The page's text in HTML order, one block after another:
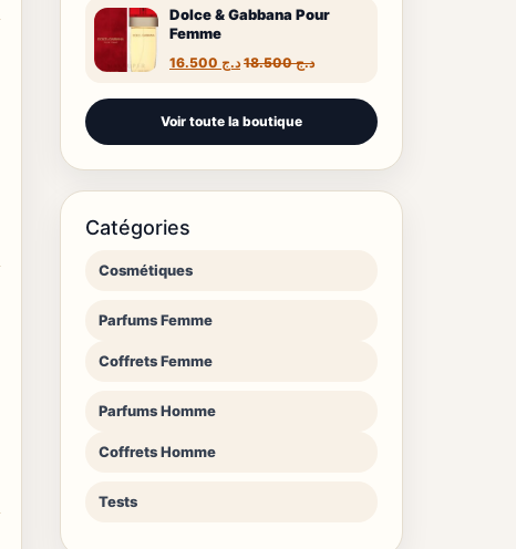
Dolce & Gabbana Pour
Femme
د.ج18.500
Le
initial
était :
د.ج
actuel
Voir toute la boutique
Catégories
Cosmétiques
Parfums Femme
Coffrets Femme
Parfums Homme
Coffrets Homme
Tests